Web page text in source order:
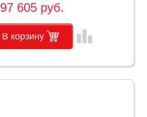
97 605 руб.
В корзину leaderboard